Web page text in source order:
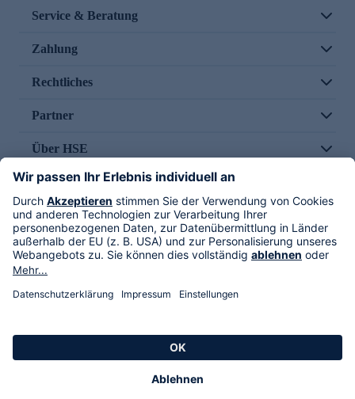
Service & Beratung
Zahlung
Rechtliches
Partner
Über HSE
Im TV
HSE International